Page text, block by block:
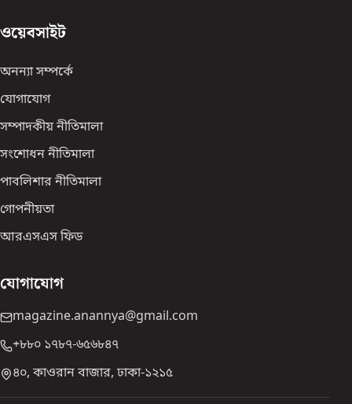
ওয়েবসাইট
অনন্যা সম্পর্কে
যোগাযোগ
সম্পাদকীয় নীতিমালা
সংশোধন নীতিমালা
পাবলিশার নীতিমালা
গোপনীয়তা
আরএসএস ফিড
যোগাযোগ
magazine.anannya@gmail.com
+৮৮০ ১৭৮৭-৬৫৬৮৪৭
৪০, কাওরান বাজার, ঢাকা-১২১৫